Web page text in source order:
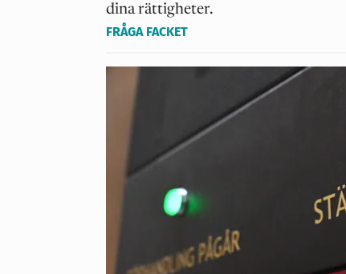
dina rättigheter.
FRÅGA FACKET